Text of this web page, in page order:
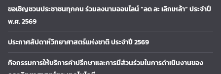
ขอเชิญชวนประชาชนทุกคน ร่วมลงนามออนไลน์ “ลด ละ เลิกเหล้า” ประจำปี
พ.ศ. 2569
ประกาศสัปดาห์วิทยาศาสตร์แห่งชาติ ประจำปี 2569
กิจกรรมการให้บริการคำปรึกษาและการมีส่วนร่วมในการดำเนินงานของ